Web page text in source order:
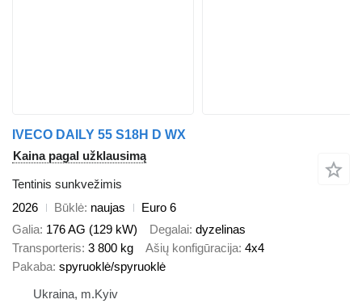
IVECO DAILY 55 S18H D WX
Kaina pagal užklausimą
Tentinis sunkvežimis
2026
Būklė naujas
Euro 6
Galia 176 AG (129 kW) Degalai dyzelinas
Transporteris 3 800 kg Ašių konfigūracija 4x4
Pakaba spyruoklė/spyruoklė
Ukraina, m.Kyiv